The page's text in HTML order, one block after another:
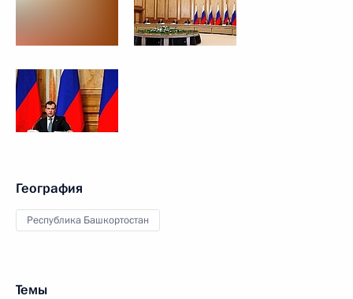
География
Республика Башкортостан
Темы